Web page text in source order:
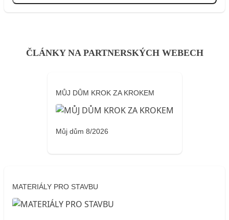
ČLÁNKY NA PARTNERSKÝCH WEBECH
MŮJ DŮM KROK ZA KROKEM
Můj dům 8/2026
MATERIÁLY PRO STAVBU